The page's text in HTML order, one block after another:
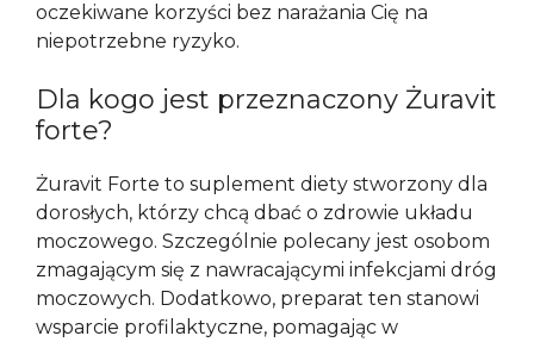
oczekiwane korzyści bez narażania Cię na
niepotrzebne ryzyko.
Dla kogo jest przeznaczony Żuravit
forte?
Żuravit Forte to suplement diety stworzony dla
dorosłych, którzy chcą dbać o zdrowie układu
moczowego. Szczególnie polecany jest osobom
zmagającym się z nawracającymi infekcjami dróg
moczowych. Dodatkowo, preparat ten stanowi
wsparcie profilaktyczne, pomagając w